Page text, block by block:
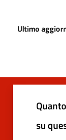
Ultimo
su